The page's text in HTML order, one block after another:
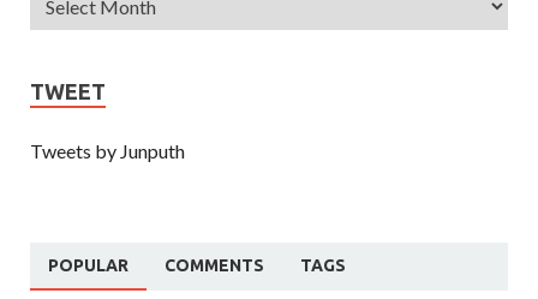
TWEET
Tweets by Junputh
POPULAR COMMENTS TAGS